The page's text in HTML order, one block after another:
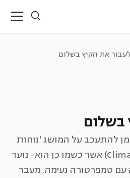
את הקיץ בשלום
בשלום
להתעכב על המושג 'נוחות
אקלימית' (Climate Comfort) אשר כשמו כן הוא- נועד
עם טמפרטורה נעימה. מעבר